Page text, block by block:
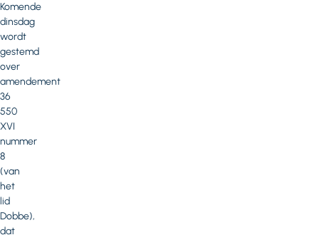
Komende
dinsdag
wordt
gestemd
over
amendement
36
550
XVI
nummer
8
(van
het
lid
Dobbe),
dat